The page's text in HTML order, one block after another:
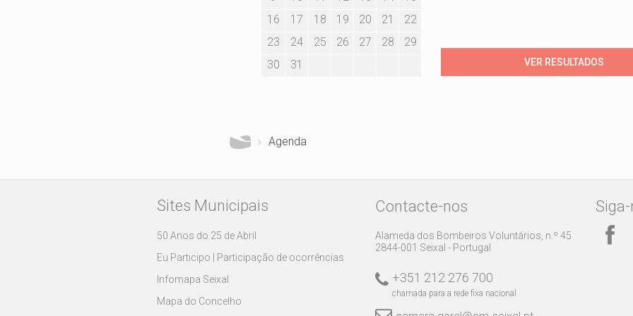
16
17 18 19 20 21
22
23
24 25 26 27 28
29
30
31
Agenda
Sites Municipais
50 Anos do 25 de Abril
Eu Participo | Participação de ocorrências
Infomapa Seixal
Mapa do Concelho
Contacte-nos
Alameda dos Bombeiros Voluntários, n.º 45
2844-001 Seixal - Portugal
+351 212 276 700
chamada para a rede fixa nacional